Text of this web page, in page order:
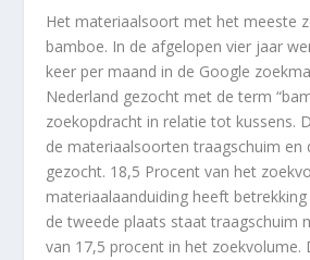
Het materiaalsoort met het meeste
bamboe. In de afgelopen vier jaar
keer per maand in de Google
Nederland gezocht met de term
zoekopdracht in relatie tot kussens.
de materiaalsoorten traagschuim en
gezocht. 18,5 Procent van het
materiaalaanduiding heeft
de tweede plaats staat traagschuim
van 17,5 procent in het zoekvolume.